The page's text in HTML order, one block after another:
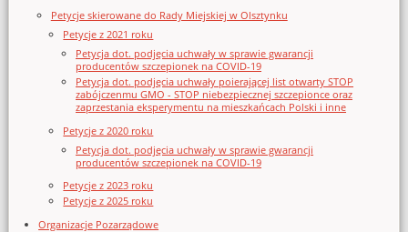
Petycje skierowane do Rady Miejskiej w Olsztynku
Petycje z 2021 roku
Petycja dot. podjęcia uchwały w sprawie gwarancji
producentów szczepionek na COVID-19
Petycja dot. podjęcia uchwały poierającej list otwarty STOP
zabójczenmu GMO - STOP niebezpiecznej szczepionce oraz
zaprzestania eksperymentu na mieszkańcach Polski i inne
Petycje z 2020 roku
Petycja dot. podjęcia uchwały w sprawie gwarancji
producentów szczepionek na COVID-19
Petycje z 2023 roku
Petycje z 2025 roku
Organizacje Pozarządowe